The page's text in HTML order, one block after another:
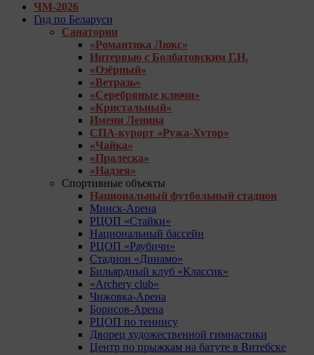
ЧМ-2026
Гид по Беларуси
Санатории
«Романтика Люкс»
Интервью с Болбатовским Г.Н.
«Озёрный»
«Ветразь»
«Серебряные ключи»
«Кристальный»
Имени Ленина
СПА-курорт «Ружа-Хутор»
«Чайка»
«Пралеска»
«Надзея»
Спортивные объекты
Национальный футбольный стадион
Минск-Арена
РЦОП «Стайки»
Национальный бассейн
РЦОП «Раубичи»
Стадион «Динамо»
Бильярдный клуб «Классик»
«Archery club»
Чижовка-Арена
Борисов-Арена
РЦОП по теннису
Дворец художественной гимнастики
Центр по прыжкам на батуте в Витебске